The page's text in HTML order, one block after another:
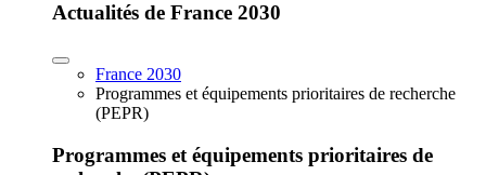
Actualités de France 2030
France 2030
Programmes et équipements prioritaires de recherche
(PEPR)
Programmes et équipements prioritaires de